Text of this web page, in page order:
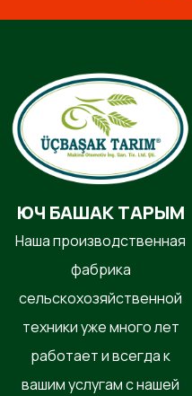
ЮЧ БАШАК ТАРЫМ
Наша производственная
фабрика
сельскохозяйственной
техники уже много лет
работает и всегда к
вашим услугам с нашей